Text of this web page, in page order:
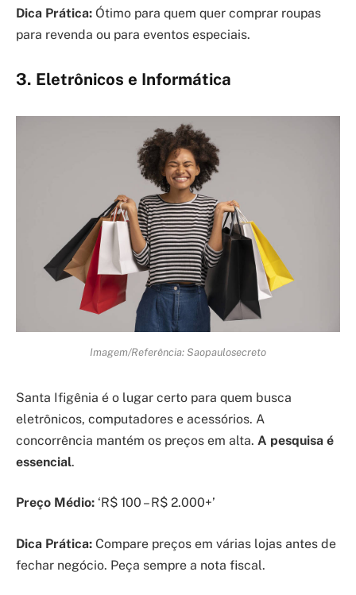
Dica Prática: Ótimo para quem quer comprar roupas
para revenda ou para eventos especiais.
3. Eletrônicos e Informática
Imagem/Referência: Saopaulosecreto
Santa Ifigênia é o lugar certo para quem busca
eletrônicos, computadores e acessórios. A
concorrência mantém os preços em alta. A pesquisa é
essencial.
Preço Médio: ‘R$ 100 – R$ 2.000+’
Dica Prática: Compare preços em várias lojas antes de
fechar negócio. Peça sempre a nota fiscal.